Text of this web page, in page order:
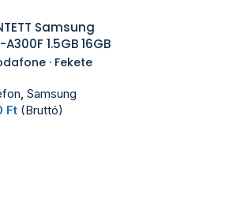
Samsung
1.5GB 16GB
· Fekete
, Samsung
Ft (Bruttó)